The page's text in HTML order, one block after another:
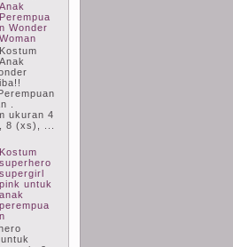
Anak
Perempua
n Wonder
Woman
Kostum
Anak
.
ukuran 4
8 (xs), ...
Kostum
superhero
supergirl
pink untuk
anak
perempua
n